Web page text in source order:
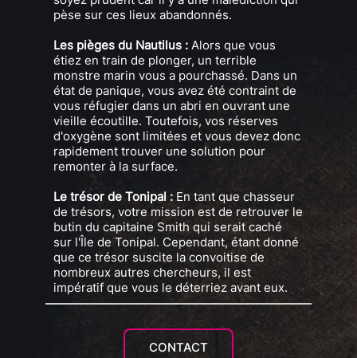
pèse sur ces lieux abandonnés.
Les pièges du Nautilus : Alors que vous
étiez en train de plonger, un terrible
monstre marin vous a pourchassé. Dans un
état de panique, vous avez été contraint de
vous réfugier dans un abri en ouvrant une
vieille écoutille. Toutefois, vos réserves
d'oxygène sont limitées et vous devez donc
rapidement trouver une solution pour
remonter à la surface.
Le trésor de Tonipal : En tant que chasseur
de trésors, votre mission est de retrouver le
butin du capitaine Smith qui serait caché
sur l'Île de Tonipal. Cependant, étant donné
que ce trésor suscite la convoitise de
nombreux autres chercheurs, il est
impératif que vous le déterriez avant eux.
CONTACT